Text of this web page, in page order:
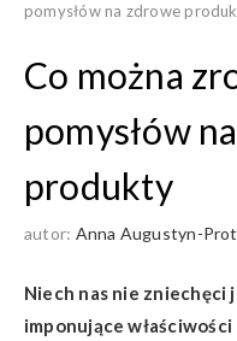
pomysłów na zdrowe
Co można
pomysłów
produkty
autor: Anna Augustyn-
Niech nas nie zniechęci
imponujące